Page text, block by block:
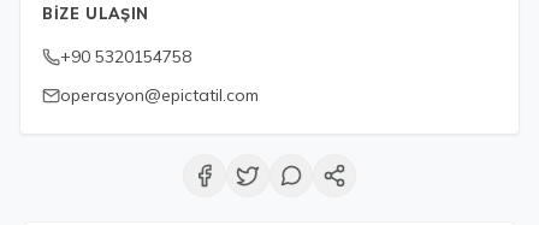
BIZE ULAŞIN
+90 5320154758
operasyon@epictatil.com